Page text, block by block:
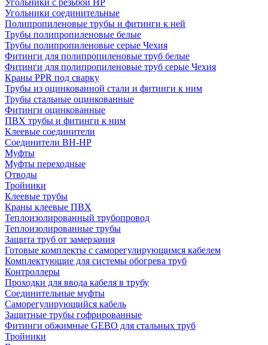
Угольники соединительные
Полипропиленовые трубы и фитинги к ней
Трубы полипропиленовые белые
Трубы полипропиленовые серые Чехия
Фитинги для полипропиленовые труб белые
Фитинги для полипропиленовые труб серые Чехия
Краны PPR под сварку
Трубы из оцинкованной стали и фитинги к ним
Трубы стальные оцинкованные
Фитинги оцинкованные
ПВХ трубы и фитинги к ним
Клеевые соединители
Соединители ВН-НР
Муфты
Муфты переходные
Отводы
Тройники
Клеевые трубы
Краны клеевые ПВХ
Теплоизолированный трубопровод
Теплоизолированные трубы
Защита труб от замерзания
Готовые комплекты с саморегулирующимся кабелем
Комплектующие для системы обогрева труб
Контроллеры
Проходки для ввода кабеля в трубу
Соединительные муфты
Саморегулирующийся кабель
Защитные трубы гофрированные
Фитинги обжимные GEBO для стальных труб
Тройники